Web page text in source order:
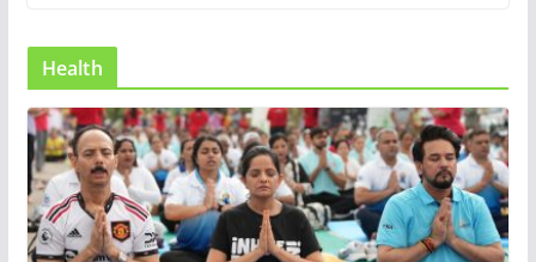
Health